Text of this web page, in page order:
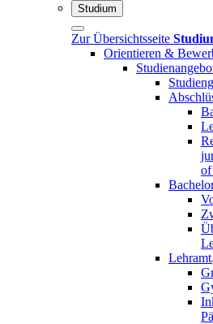
Studium
Zur Übersichtsseite
Orientieren &
Lehramt